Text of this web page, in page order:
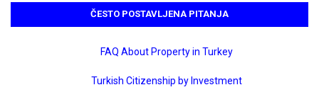
ČESTO POSTAVLJENA PITANJA
FAQ About Property in Turkey
Turkish Citizenship by Investment